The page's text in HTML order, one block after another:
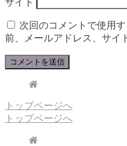
サイト
次回のコメントで使用
前、メールアドレス、サイ
トップページへ
トップページへ